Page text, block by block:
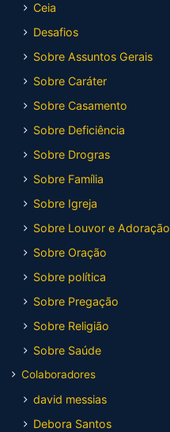
Ceia
Desafios
Sobre Assuntos Gerais
Sobre Caráter
Sobre Casamento
Sobre Deficiência
Sobre Drogras
Sobre Família
Sobre Igreja
Sobre Louvor e Adoração
Sobre Oração
Sobre política
Sobre Pregação
Sobre Religião
Sobre Saúde
Colaboradores
david messias
Debora Santos